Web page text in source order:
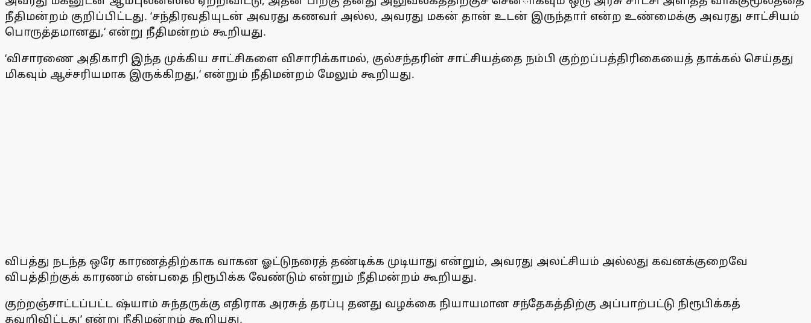
நீதிமன்றம் குறிப்பிட்டது. ‘சந்திரவதியுடன் அவரது கணவா் அல்ல, அவரது மகன் தான் உடன் இருந்தாா் என்ற உண்மைக்கு அவரது சாட்சியம்
பொருத்தமானது,‘ என்று நீதிமன்றம் கூறியது.
‘விசாரணை அதிகாரி இந்த முக்கிய சாட்சிகளை விசாரிக்காமல், குல்சந்தரின் சாட்சியத்தை நம்பி குற்றப்பத்திரிகையைத் தாக்கல் செய்தது
மிகவும் ஆச்சரியமாக இருக்கிறது,‘ என்றும் நீதிமன்றம் மேலும் கூறியது.
விபத்து நடந்த ஒரே காரணத்திற்காக வாகன ஓட்டுநரைத் தண்டிக்க முடியாது என்றும், அவரது அலட்சியம் அல்லது கவனக்குறைவே
விபத்திற்குக் காரணம் என்பதை நிரூபிக்க வேண்டும் என்றும் நீதிமன்றம் கூறியது.
குற்றஞ்சாட்டப்பட்ட ஷ்யாம் சுந்தருக்கு எதிராக அரசுத் தரப்பு தனது வழக்கை நியாயமான சந்தேகத்திற்கு அப்பாற்பட்டு நிரூபிக்கத்
தவறிவிட்டது‘ என்று நீதிமன்றம் கூறியது.